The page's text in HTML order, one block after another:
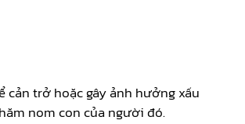
trở hoặc gây ảnh hưởng xấu
nom con của người đó.